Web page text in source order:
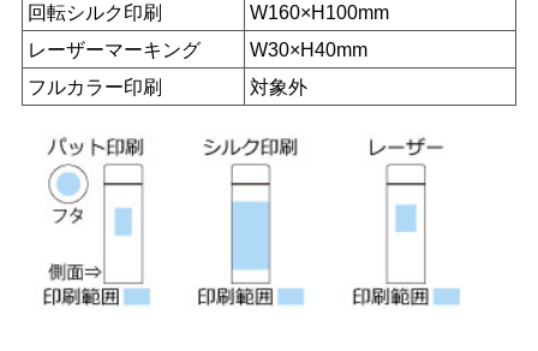
回転シルク印刷
W160×H100mm
レーザーマーキング
W30×H40mm
フルカラー印刷
対象外